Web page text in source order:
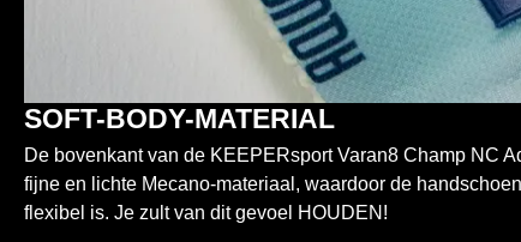
SOFT-BODY-MATERIAL
De bovenkant van de KEEPERsport Varan8 Champ NC
fijne en lichte Mecano-materiaal, waardoor de
flexibel is. Je zult van dit gevoel HOUDEN!